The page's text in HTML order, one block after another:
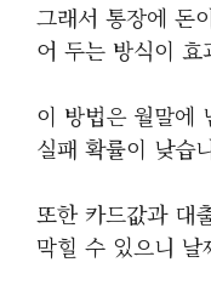
그래서 통장에 돈
어 두는 방식이 효
이 방법은 월말에
실패 확률이 낮습
또한 카드값과 대
막힐 수 있으니 날